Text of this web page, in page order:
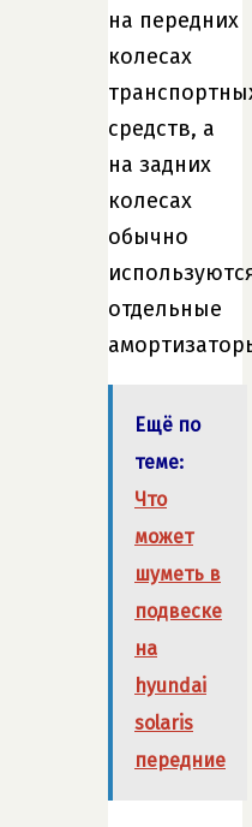
на передних
колесах
средств, а
на задних
колесах
обычно
отдельные
Ещё по
теме:
Что
может
шуметь в
подвеске
на
hyundai
solaris
передние